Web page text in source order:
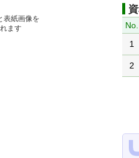
表紙画像を
ます
No.
1
2